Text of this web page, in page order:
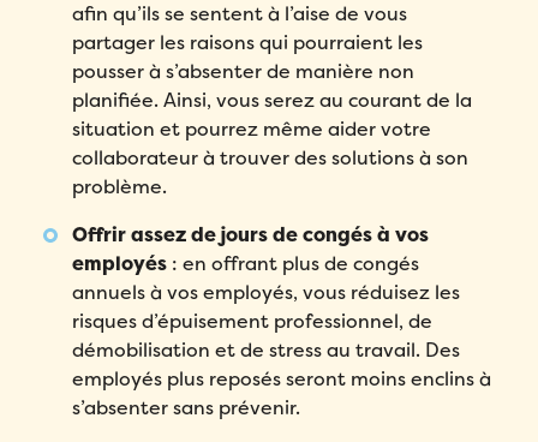
afin qu’ils se sentent à l’aise de vous
partager les raisons qui pourraient les
pousser à s’absenter de manière non
planifiée. Ainsi, vous serez au courant de la
situation et pourrez même aider votre
collaborateur à trouver des solutions à son
problème.
Offrir assez de jours de congés à vos
employés : en offrant plus de congés
annuels à vos employés, vous réduisez les
risques d’épuisement professionnel, de
démobilisation et de stress au travail. Des
employés plus reposés seront moins enclins à
s’absenter sans prévenir.